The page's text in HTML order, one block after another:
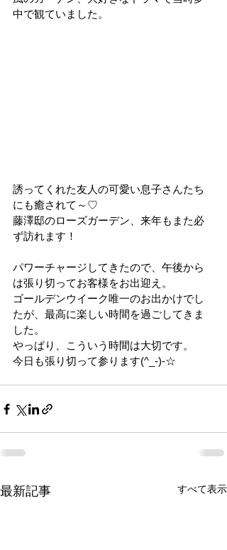
中で観ていました。
誘ってくれた友人の可愛い息子さんたち
にも癒されて～♡
藤澤邸のローズガーデン、来年もまた必
ず訪れます！
パワーチャージしてきたので、午後から
は張り切ってお客様をお出迎え。
ゴールデンウイーク唯一のお出かけでし
たが、最高に楽しい時間を過ごしてきま
した。
やっぱり、こういう時間は大切です。
今日も張り切って参ります(^_-)-☆
最新記事 すべて表示